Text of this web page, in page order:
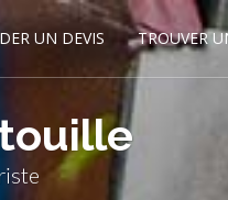
UN DEVIS TROUVER